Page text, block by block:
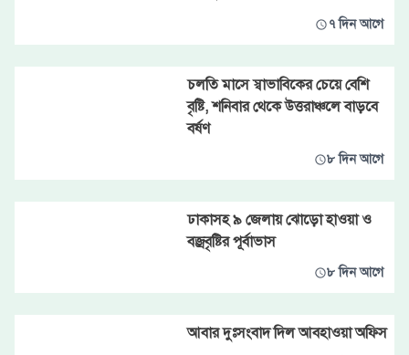
৭ দিন আগে
চলতি মাসে স্বাভাবিকের চেয়ে বেশি
বৃষ্টি, শনিবার থেকে উত্তরাঞ্চলে বাড়বে
বর্ষণ
৮ দিন আগে
ঢাকাসহ ৯ জেলায় ঝোড়ো হাওয়া ও
বজ্রবৃষ্টির পূর্বাভাস
৮ দিন আগে
আবার দুঃসংবাদ দিল আবহাওয়া অফিস